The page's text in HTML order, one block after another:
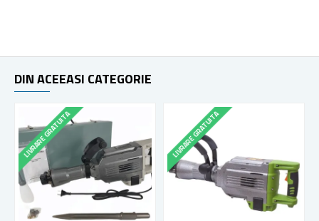
DIN ACEEASI CATEGORIE
LIVRARE GRATUITA LIVRARE GRATUITA